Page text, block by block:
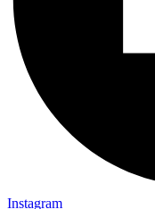
Instagram